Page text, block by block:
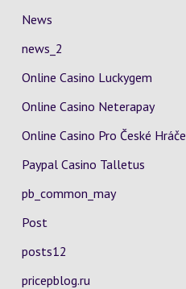
News
news_2
Online Casino Luckygem
Online Casino Neterapay
Online Casino Pro České Hráče
Paypal Casino Talletus
pb_common_may
Post
posts12
pricepblog.ru